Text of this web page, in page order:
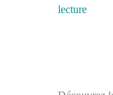
lecture